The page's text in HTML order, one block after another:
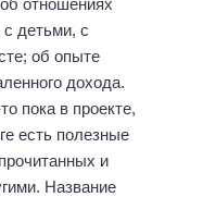
отношениях
детьми, с
об опыте
дохода.
пока в проекте,
есть полезные
и
Название